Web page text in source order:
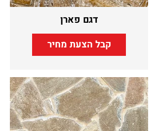
דגם פארן
קבל הצעת מחיר